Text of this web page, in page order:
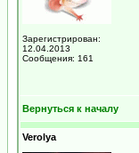
Зарегистрирован:
12.04.2013
Сообщения: 161
Вернуться к началу
Verolya